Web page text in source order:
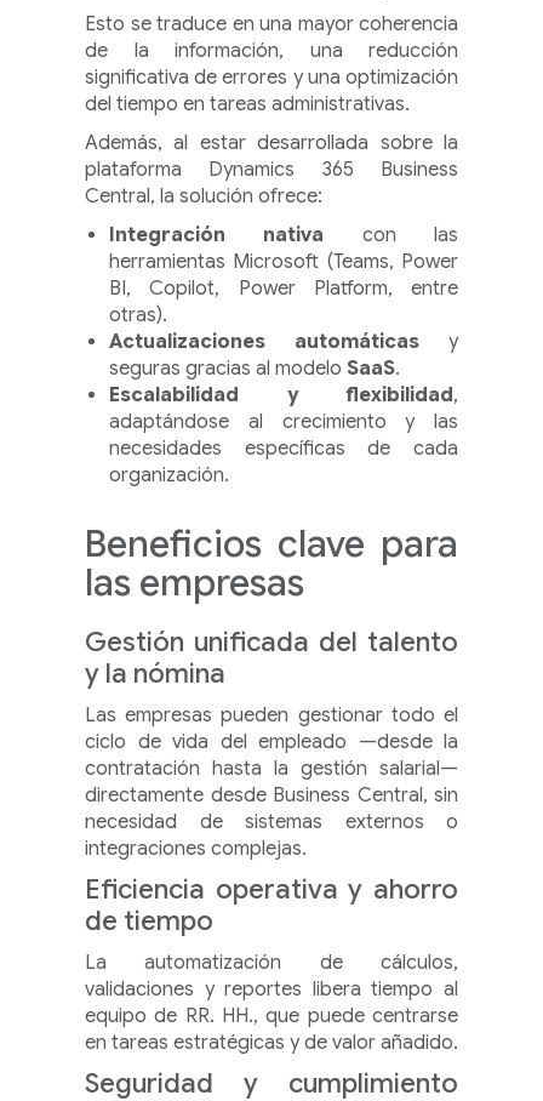
Esto se traduce en una mayor coherencia
de la información, una reducción
significativa de errores y una optimización
del tiempo en tareas administrativas.
Además, al estar desarrollada sobre la
plataforma Dynamics 365 Business
Central, la solución ofrece:
Integración nativa con las
herramientas Microsoft (Teams, Power
BI, Copilot, Power Platform, entre
otras).
Actualizaciones automáticas y
seguras gracias al modelo SaaS.
Escalabilidad y flexibilidad,
adaptándose al crecimiento y las
necesidades específicas de cada
organización.
Beneficios clave para
las empresas
Gestión unificada del talento
y la nómina
Las empresas pueden gestionar todo el
ciclo de vida del empleado —desde la
contratación hasta la gestión salarial—
directamente desde Business Central, sin
necesidad de sistemas externos o
integraciones complejas.
Eficiencia operativa y ahorro
de tiempo
La automatización de cálculos,
validaciones y reportes libera tiempo al
equipo de RR. HH., que puede centrarse
en tareas estratégicas y de valor añadido.
Seguridad y cumplimiento